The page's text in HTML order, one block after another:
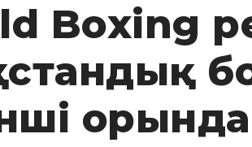
Boxing
орында